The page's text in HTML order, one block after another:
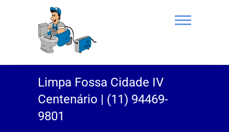
(11) 94469-
9801 |
Desentupidora
Limpa Fossa Cidade IV
Centenário | (11) 94469-
9801